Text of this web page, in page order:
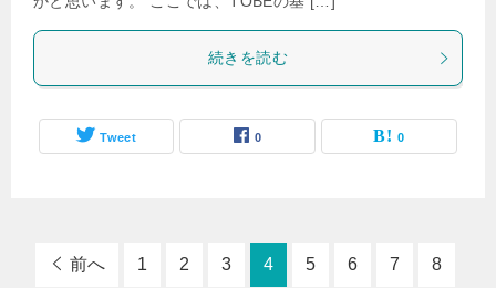
続きを読む
Tweet 0 0
前へ 1 2 3 4 5 6 7 8